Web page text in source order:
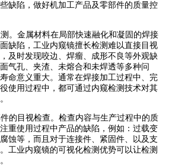
缺陷，做好机加工产品及零部件的质量控
。金属材料在局部快速融化和凝固的焊接
缺陷，工业内窥镜擅长检测难以直接目视
及时发现咬边、焊瘤、成形不良等外观缺
气孔、夹渣、未熔合和未焊透等多种问
命意义重大。通常在焊接加工过程中、完
使用过程中，都可通过内窥检测技术对其
的目视检查。检查内容与生产过程中的质
重使用过程中产品的缺陷，例如：过载变
蚀等，而且对于连接件、紧固件、以及支
工业内窥镜的可视化检测优势可以让检测